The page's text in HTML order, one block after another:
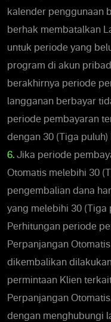
kalender penggunaan
berhak membatalkan
untuk periode yang
program di akun
berakhirnya periode
langganan berbayar
periode pembayaran
dengan 30 (Tiga puluh)
6. Jika periode
Otomatis melebihi 30
pengembalian dana
yang melebihi 30 (Tiga
Perhitungan periode
Perpanjangan
dikembalikan
permintaan Klien
Perpanjangan
dengan menghubungi